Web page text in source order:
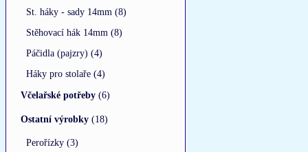
St. háky - sady 14mm (8)
Stěhovací hák 14mm (8)
Páčidla (pajzry) (4)
Háky pro stolaře (4)
Včelařské potřeby (6)
Ostatní výrobky (18)
Perořízky (3)